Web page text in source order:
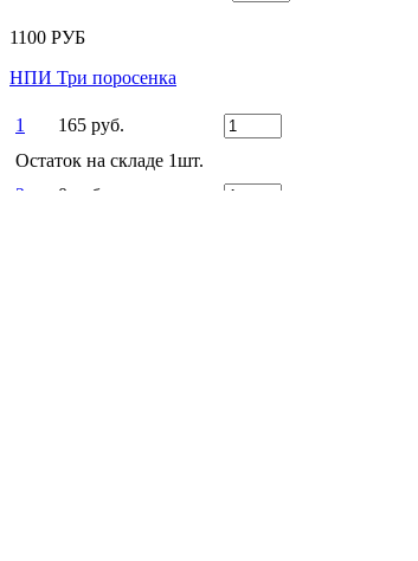
1100 РУБ
НПИ Три поросенка
1
165 руб.
Остаток на складе 1шт.
2
0 руб.